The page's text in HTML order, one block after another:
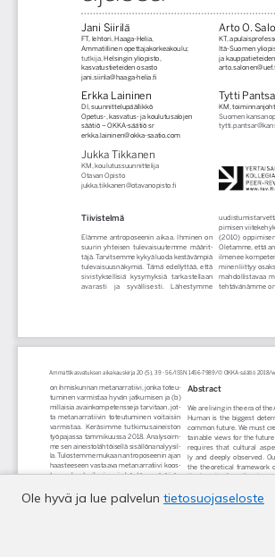
Ole hyvä ja lue palvelun tietosuojaseloste